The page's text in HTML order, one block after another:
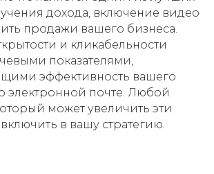
дохода, включение видео
продажи вашего бизнеса.
и кликабельности
показателями,
эффективность вашего
электронной почте. Любой
может увеличить эти
в вашу стратегию.